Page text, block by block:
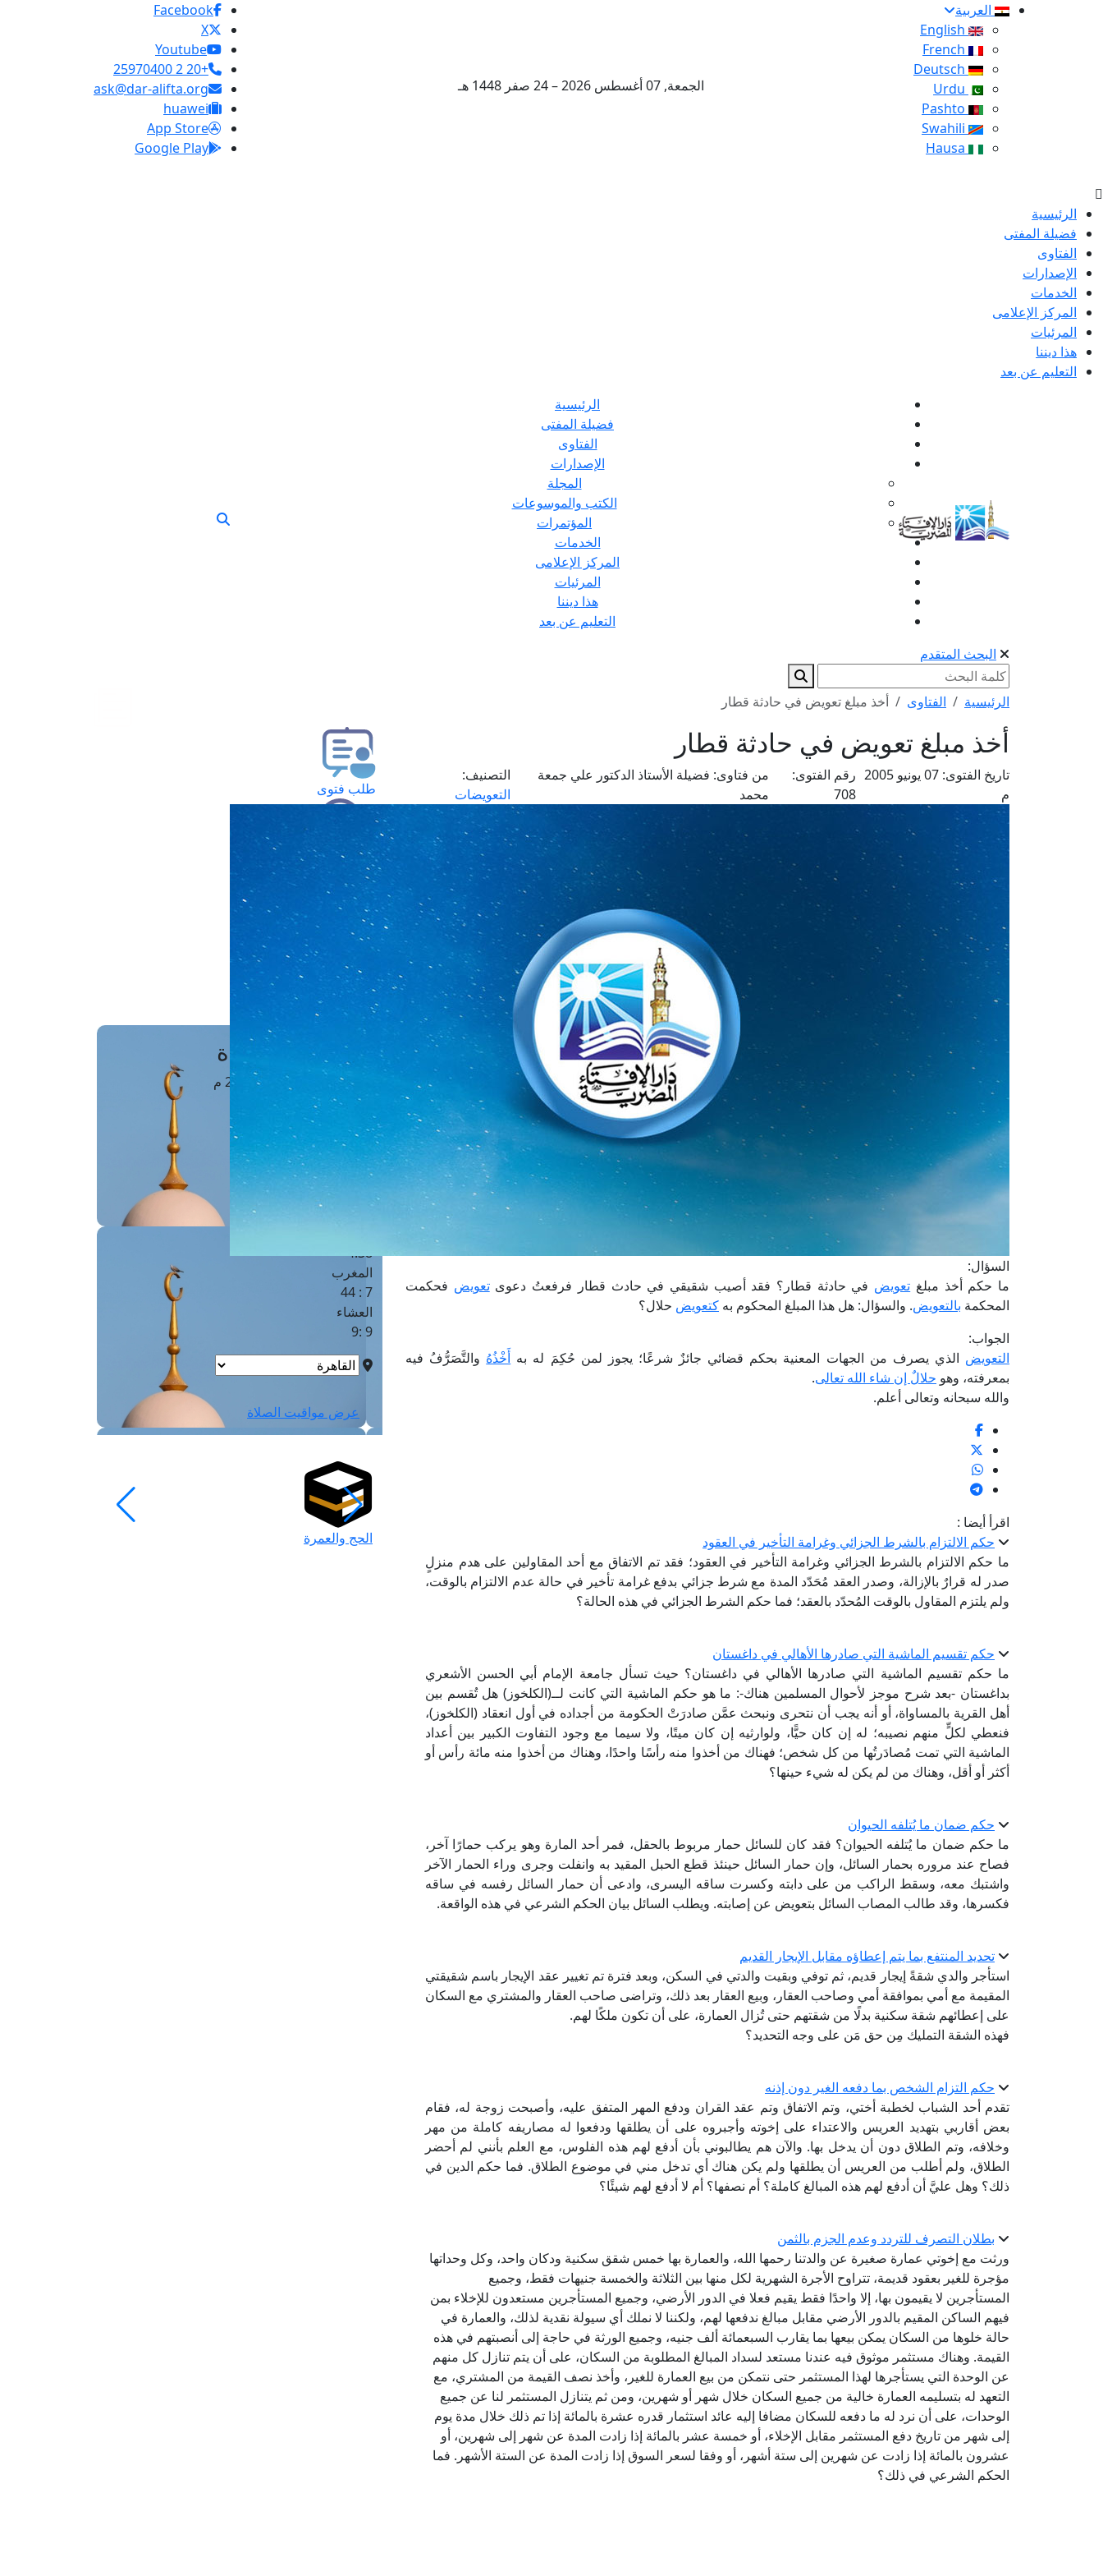
العربية
الجمعة, 07 أغسطس 2026 – 24 صفر 1448 هـ
Facebook
X
Youtube
+20 2 25970400
ask@dar-alifta.org
huawei
App Store
Google Play
الرئيسية
فضيلة المفتى
الفتاوى
الإصدارات
الخدمات
المركز الإعلامى
المرئيات
هذا ديننا
التعليم عن بعد
الرئيسية
فضيلة المفتى
الفتاوى
الإصدارات
المجلة
الكتب والموسوعات
المؤتمرات
الخدمات
المركز الإعلامى
المرئيات
هذا ديننا
التعليم عن بعد
البحث المتقدم
الرئيسية الفتاوى أخذ مبلغ تعويض في حادثة قطار
أخذ مبلغ تعويض في حادثة قطار
تاريخ الفتوى:
07 يونيو 2005
م
رقم الفتوى:
708
من فتاوى: فضيلة الأستاذ الدكتور علي جمعة
محمد
التصنيف:
التعويضات
السؤال:
ما حكم أخذ مبلغ تعويض في حادثة قطار؟ فقد أصيب شقيقي في حادث قطار فرفعتُ دعوىتعويض فحكمت
المحكمة بالتعويض. والسؤال: هل هذا المبلغ المحكوم به كتعويض حلال؟
الجواب:
التعويض الذي يصرف من الجهات المعنية بحكم قضائي جائزٌ شرعًا؛ يجوز لمن حُكِمَ له به أَخْذُهُ والتَّصَرُّفُ فيه
بمعرفته، وهو حلالٌ إن شاء الله تعالى.
والله سبحانه وتعالى أعلم.
اقرأ أيضا :
حكم الالتزام بالشرط الجزائي وغرامة التأخير في العقود
ما حكم الالتزام بالشرط الجزائي وغرامة التأخير في العقود؛ فقد تم الاتفاق مع أحد المقاولين على هدم منزلٍ
صدر له قرارٌ بالإزالة، وصدر العقد مُحَدّد المدة مع شرط جزائي بدفع غرامة تأخير في حالة عدم الالتزام بالوقت،
ولم يلتزم المقاول بالوقت المُحدّد بالعقد؛ فما حكم الشرط الجزائي في هذه الحالة؟
حكم تقسيم الماشية التي صادرها الأهالي في داغستان
ما حكم تقسيم الماشية التي صادرها الأهالي في داغستان؟ حيث تسأل جامعة الإمام أبي الحسن الأشعري
بداغستان -بعد شرح موجز لأحوال المسلمين هناك-: ما هو حكم الماشية التي كانت لــ(الكلخوز) هل تُقسم بين
أهل القرية بالمساواة، أو أنه يجب أن نتحرى ونبحث عمَّن صادرَتْ الحكومة من أجداده في أول انعقاد (الكلخوز)،
فنعطي لكلٍّ منهم نصيبه؛ له إن كان حيًّا، ولوارثيه إن كان ميتًا، ولا سيما مع وجود التفاوت الكبير بين أعداد
الماشية التي تمت مُصادَرتُها من كل شخص؛ فهناك من أخذوا منه رأسًا واحدًا، وهناك من أخذوا منه مائة رأس أو
أكثر أو أقل، وهناك من لم يكن له شيء حينها؟
حكم ضمان ما يُتلفه الحيوان
ما حكم ضمان ما يُتلفه الحيوان؟ فقد كان للسائل حمار مربوط بالحقل، فمر أحد المارة وهو يركب حمارًا آخر،
فصاح عند مروره بحمار السائل، وإن حمار السائل حينئذ قطع الحبل المقيد به وانفلت وجرى وراء الحمار الآخر
واشتبك معه، وسقط الراكب من على دابته وكسرت ساقه اليسرى، وادعى أن حمار السائل رفسه في ساقه
فكسرها، وقد طالب المصاب السائل بتعويض عن إصابته. ويطلب السائل بيان الحكم الشرعي في هذه الواقعة.
تحديد المنتفع بما يتم إعطاؤه مقابل الإيجار القديم
استأجر والدي شقةً إيجار قديم، ثم توفي وبقيت والدتي في السكن، وبعد فترة تم تغيير عقد الإيجار باسم شقيقتي
المقيمة مع أمي بموافقة أمي وصاحب العقار، وبيع العقار بعد ذلك، وتراضى صاحب العقار والمشتري مع السكان
على إعطائهم شقة سكنية بدلًا من شقتهم حتى تُزال العمارة، على أن تكون ملكًا لهم.
فهذه الشقة التمليك مِن حق مَن على وجه التحديد؟
حكم التزام الشخص بما دفعه الغير دون إذنه
تقدم أحد الشباب لخطبة أختي، وتم الاتفاق وتم عقد القران ودفع المهر المتفق عليه، وأصبحت زوجة له، فقام
بعض أقاربي بتهديد العريس والاعتداء على إخوته وأجبروه على أن يطلقها ودفعوا له مصاريفه كاملة من مهر
وخلافه، وتم الطلاق دون أن يدخل بها. والآن هم يطالبوني بأن أدفع لهم هذه الفلوس، مع العلم بأنني لم أحضر
الطلاق، ولم أطلب من العريس أن يطلقها ولم يكن هناك أي تدخل مني في موضوع الطلاق. فما حكم الدين في
ذلك؟ وهل عليَّ أن أدفع لهم هذه المبالغ كاملة؟ أم نصفها؟ أم لا أدفع لهم شيئًا؟
بطلان التصرف للتردد وعدم الجزم بالثمن
ورثت مع إخوتي عمارة صغيرة عن والدتنا رحمها الله، والعمارة بها خمس شقق سكنية ودكان واحد، وكل وحداتها
مؤجرة للغير بعقود قديمة، تتراوح الأجرة الشهرية لكل منها بين الثلاثة والخمسة جنيهات فقط، وجميع
المستأجرين لا يقيمون بها، إلا واحدًا فقط يقيم فعلا في الدور الأرضي، وجميع المستأجرين مستعدون للإخلاء بمن
فيهم الساكن المقيم بالدور الأرضي مقابل مبالغ ندفعها لهم، ولكننا لا نملك أي سيولة نقدية لذلك، والعمارة في
حالة خلوها من السكان يمكن بيعها بما يقارب السبعمائة ألف جنيه، وجميع الورثة في حاجة إلى أنصبتهم في هذه
القيمة. وهناك مستثمر موثوق فيه عندنا مستعد لسداد المبالغ المطلوبة من السكان، على أن يتم تنازل كل منهم
عن الوحدة التي يستأجرها لهذا المستثمر حتى نتمكن من بيع العمارة للغير، وأخذ نصف القيمة من المشتري، مع
التعهد له بتسليمه العمارة خالية من جميع السكان خلال شهر أو شهرين، ومن ثم يتنازل المستثمر لنا عن جميع
الوحدات، على أن نرد له ما دفعه للسكان مضافا إليه عائد استثمار قدره عشرة بالمائة إذا تم ذلك خلال مدة يوم
إلى شهر من تاريخ دفع المستثمر مقابل الإخلاء، أو خمسة عشر بالمائة إذا زادت المدة عن شهر إلى شهرين، أو
عشرون بالمائة إذا زادت عن شهرين إلى ستة أشهر، أو وفقا لسعر السوق إذا زادت المدة عن الستة الأشهر. فما
الحكم الشرعي في ذلك؟
طلب فتوى
استعلام عن فتوى
حجز موعد
الفتوى الهاتفية
مَواقِيتُ الصَّـــلاة
القاهرة · 07 أغسطس 2026 م
4 :41
الشروق
6 :17
4:38
المغرب
7 : 44
العشاء
9 :9
عرض مواقيت الصلاة
الحج والعمرة